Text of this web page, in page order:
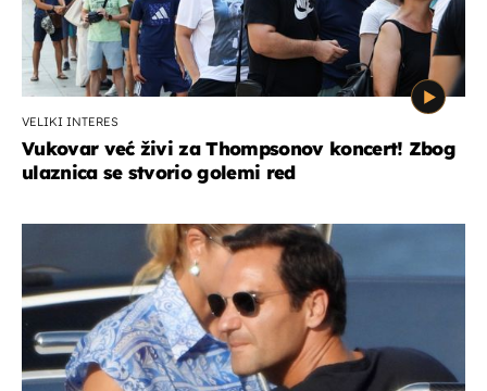
VELIKI INTERES
Vukovar već živi za Thompsonov koncert! Zbog
ulaznica se stvorio golemi red